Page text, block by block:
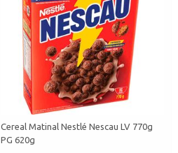
Cereal Matinal Nestlé Nescau LV 770g
PG 620g